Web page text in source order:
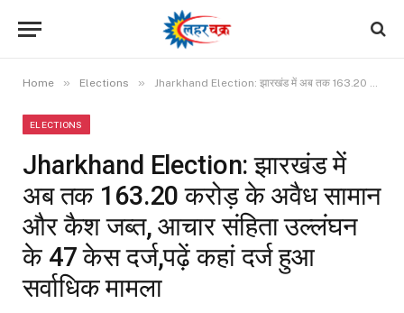
Home » Elections » Jharkhand Election: झारखंड में अब तक 163.20 करोड़ के अवैध सामान और कैश जब्त, आचार संहिता उल्लंघन के 47 केस दर्ज,पढ़ें कहां दर्ज हुआ सर्वाधिक मामला
ELECTIONS
Jharkhand Election: झारखंड में
अब तक 163.20 करोड़ के अवैध सामान
और कैश जब्त, आचार संहिता उल्लंघन
के 47 केस दर्ज,पढ़ें कहां दर्ज हुआ
सर्वाधिक मामला